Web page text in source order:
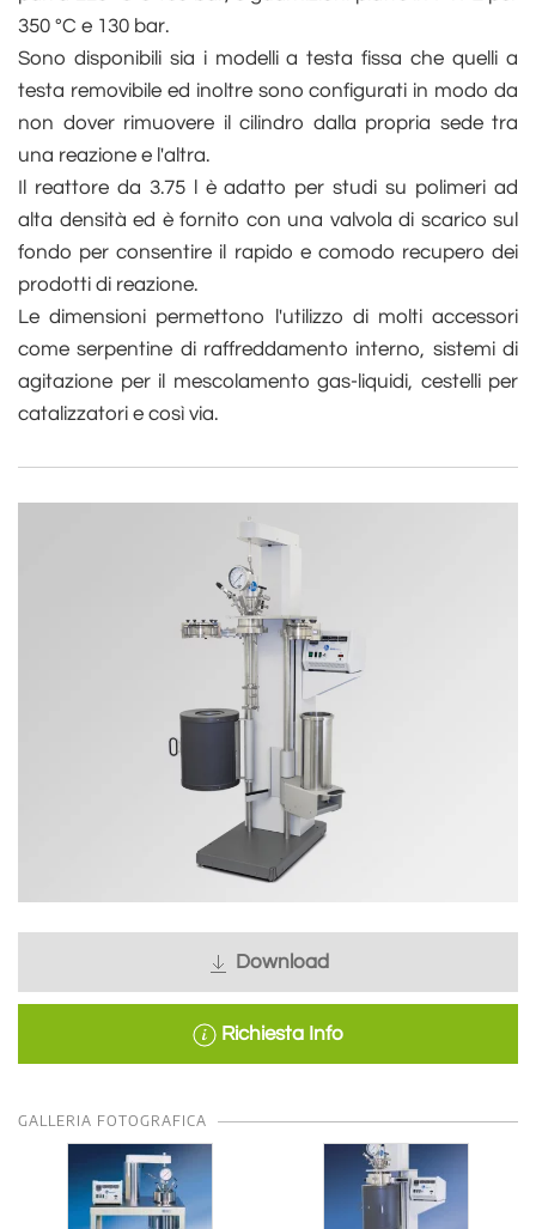
350 °C e 130 bar.
Sono disponibili sia i modelli a testa fissa che quelli a
testa removibile ed inoltre sono configurati in modo da
non dover rimuovere il cilindro dalla propria sede tra
una reazione e l'altra.
Il reattore da 3.75 l è adatto per studi su polimeri ad
alta densità ed è fornito con una valvola di scarico sul
fondo per consentire il rapido e comodo recupero dei
prodotti di reazione.
Le dimensioni permettono l'utilizzo di molti accessori
come serpentine di raffreddamento interno, sistemi di
agitazione per il mescolamento gas-liquidi, cestelli per
catalizzatori e così via.
Download
Richiesta Info
GALLERIA FOTOGRAFICA